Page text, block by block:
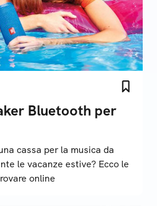
Bluetooth per
cassa per la musica da
le vacanze estive? Ecco le
online